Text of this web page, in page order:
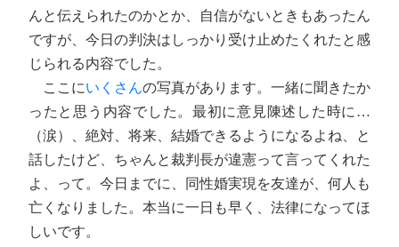
んと伝えられたのかとか、自信がないときもあったん
ですが、今日の判決はしっかり受け止めたくれたと感
じられる内容でした。
ここにいくさんの写真があります。一緒に聞きたか
ったと思う内容でした。最初に意見陳述した時に…
（涙）、絶対、将来、結婚できるようになるよね、と
話したけど、ちゃんと裁判長が違憲って言ってくれた
よ、って。今日までに、同性婚実現を友達が、何人も
亡くなりました。本当に一日も早く、法律になってほ
しいです。